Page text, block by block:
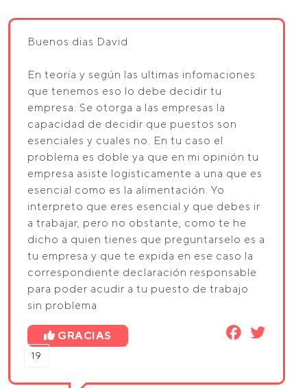
Buenos dias David
En teoría y según las ultimas infomaciones
que tenemos eso lo debe decidir tu
empresa. Se otorga a las empresas la
capacidad de decidir que puestos son
esenciales y cuales no. En tu caso el
problema es doble ya que en mi opinión tu
empresa asiste logisticamente a una que es
esencial como es la alimentación. Yo
interpreto que eres esencial y que debes ir
a trabajar, pero no obstante, como te he
dicho a quien tienes que preguntarselo es a
tu empresa y que te expida en ese caso la
correspondiente declaración responsable
para poder acudir a tu puesto de trabajo
sin problema
GRACIAS
19